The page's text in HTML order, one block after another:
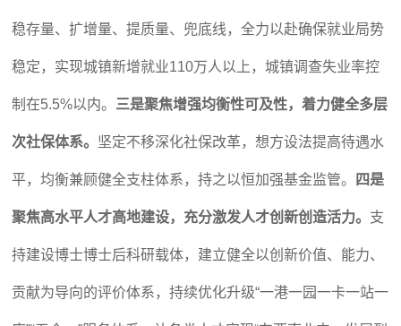
稳存量、扩增量、提质量、兜底线，全力以赴确保就业局势
稳定，实现城镇新增就业110万人以上，城镇调查失业率控
制在5.5%以内。 三是聚焦增强均衡性可及性，着力健全多层
次社保体系。 坚定不移深化社保改革，想方设法提高待遇水
平，均衡兼顾健全支柱体系，持之以恒加强基金监管。 四是
聚焦高水平人才高地建设，充分激发人才创新创造活力。 支
持建设博士博士后科研载体，建立健全以创新价值、能力、
贡献为导向的评价体系，持续优化升级“一港一园一卡一站一